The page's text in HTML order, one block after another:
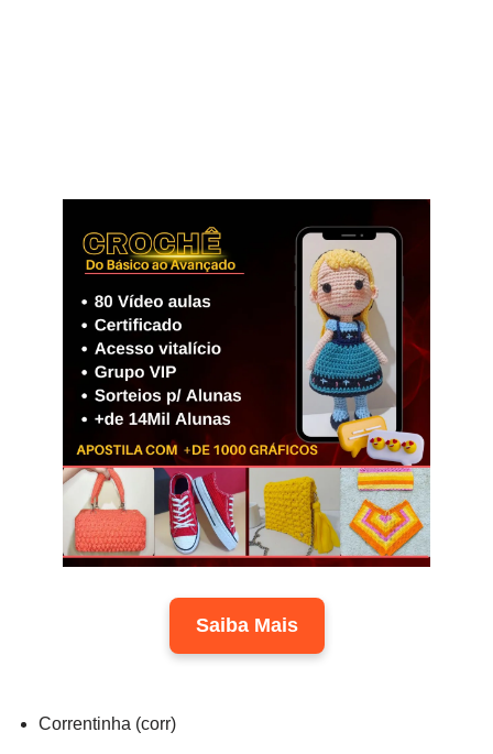
Saiba Mais
Correntinha (corr)